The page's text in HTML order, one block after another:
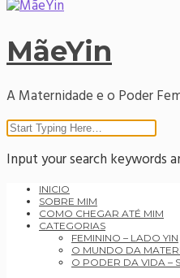
MãeYin
A Maternidade e o Poder
Input your search keywords
INICIO
SOBRE MIM
COMO CHEGAR ATÉ MIM
CATEGORIAS
FEMININO – LADO YIN
O MUNDO DA
O PODER DA VIDA –